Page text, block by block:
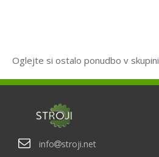
Oglejte si ostalo ponudbo v skupini
info stroji.net